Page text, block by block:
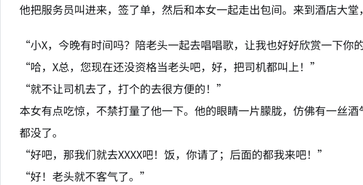
他把服务员叫进来，签了单，然后和本女一起走出包间。来到酒店大堂
“小X，今晚有时间吗？陪老头一起去唱唱歌，让我也好好欣赏一下你
“哈，X总，您现在还没资格当老头吧，好，把司机都叫上！”
“就不让司机去了，打个的去很方便的！”
本女有点吃惊，不禁打量了他一下。他的眼睛一片朦胧，仿佛有一丝
都没了。
“好吧，那我们就去XXXX吧！饭，你请了；后面的都我来吧！”
“好！老头就不客气了。”